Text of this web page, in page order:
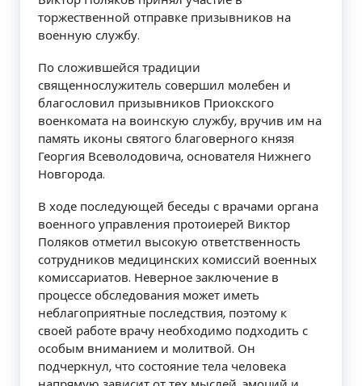
торжественной отправке призывников на
военную службу.
По сложившейся традиции
священнослужитель совершил молебен и
благословил призывников Приокского
военкомата на воинскую службу, вручив им на
память иконы святого благоверного князя
Георгия Всеволодовича, основателя Нижнего
Новгорода.
В ходе последующей беседы с врачами органа
военного управления протоиерей Виктор
Поляков отметил высокую ответственность
сотрудников медицинских комиссий военных
комиссариатов. Неверное заключение в
процессе обследования может иметь
неблагоприятные последствия, поэтому к
своей работе врачу необходимо подходить с
особым вниманием и молитвой. Он
подчеркнул, что состояние тела человека